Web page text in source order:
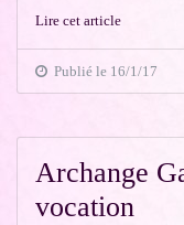
Lire cet article
Publié le 16/1/17
Archange
vocation